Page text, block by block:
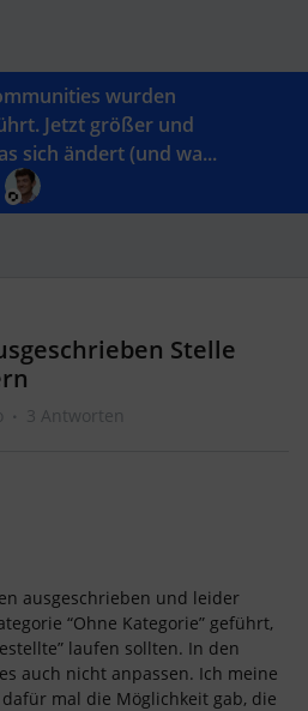
wurden
Jetzt größer und
sich ändert (und wa...
Stelle
3 Antworten
ausgeschrieben und leider
“Ohne Kategorie” geführt,
laufen sollten. In den
auch nicht anpassen. Ich meine
mal die Möglichkeit gab, die